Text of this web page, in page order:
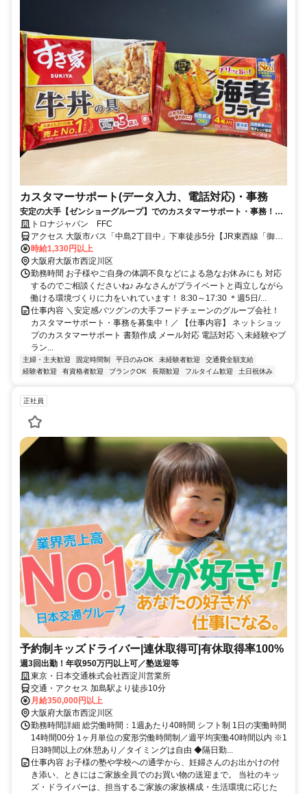
カスタマーサポート(データ入力、電話対応)・事務
安定の大手【ゼンショーグループ】でのカスタマーサポート・事務！土
日休み＆厚待遇で予定の立てやすさ◎
トロナジャパン FFC
アクセス 大阪市バス「中島2丁目中」下車徒歩5分【JR東西線「御幣
島駅」阪神なんば線「出来島駅」より無料送迎バスがでています】
時給1,330円以上
大阪府大阪市西淀川区
勤務時間 お子様やご自身の体調不良などによる急なお休みにも 対応
するのでご相談くださいね♪ みなさんがプライベートと両立しながら
働ける環境づくりに力をいれています！ 8:30～17:30 ＊週5日/...
仕事内容 ＼安定感バツグンの大手フードチェーンのグループ会社！
カスタマーサポート・事務を募集中！／ 【仕事内容】 ネットショッ
プのカスタマーサポート 書類作成 メール対応 電話対応 ＼未経験やブ
ラン...
主婦・主夫歓迎 固定時間制 平日のみOK 未経験者歓迎
交通費全額支給
経験者歓迎
有資格者歓迎 ブランクOK 長期歓迎 フルタイム歓迎 土日祝休み
正社員
予約制キッズドライバー|連休取得可|有休取得率100%
週3回出勤！年収950万円以上可／塾送迎等
東京・日本交通株式会社西淀川営業所
交通・アクセス 加島駅より徒歩10分
月給350,000円以上
大阪府大阪市西淀川区
勤務時間詳細 総労働時間：1週あたり40時間 シフト制 1日の実働時間
14時間00分 1ヶ月単位の変形労働時間制／週平均実働40時間以内 ※1
日3時間以上の休憩あり／タイミングは自由 ◆隔日勤...
仕事内容 お子様の塾や学校への通学から、妊婦さんのお出かけの付
き添い、ときにはご家族全員でのお買い物の送迎まで。 当社のキッ
ズ・ドライバーは、担当するご家族の家族構成・生活環境に応じた